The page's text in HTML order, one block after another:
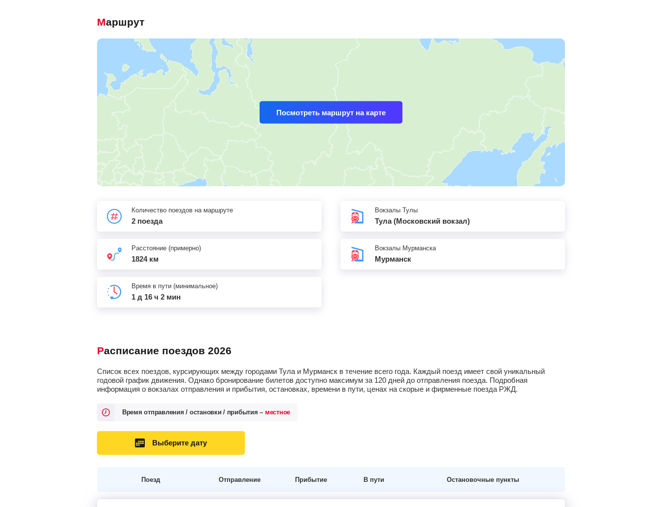
Маршрут
Посмотреть маршрут на карте
Количество поездов на маршруте
2 поезда
Расстояние (примерно)
1824 км
Время в пути (минимальное)
1 д 16 ч 2 мин
Вокзалы Тулы
Тула (Московский вокзал)
Вокзалы Мурманска
Мурманск
Расписание поездов 2026
Список всех поездов, курсирующих между городами Тула и Мурманск в течение всего года. Каждый поезд имеет свой уникальный
годовой график движения. Однако бронирование билетов доступно максимум за 120 дней до отправления поезда. Подробная
информация о вокзалах отправления и прибытия, остановках, времени в пути, ценах на скорые и фирменные поезда РЖД.
Время отправления / остановки / прибытия – местное
Выберите дату
Поезд Отправление Прибытие В пути Остановочные пункты